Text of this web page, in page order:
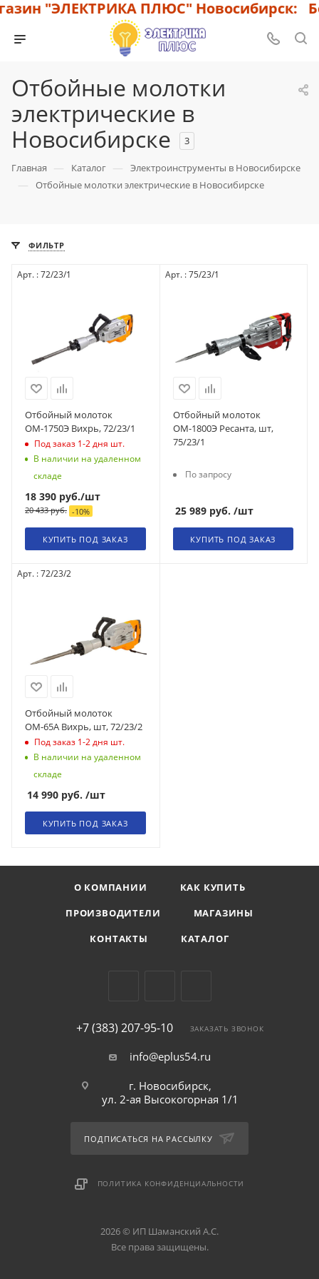
"ЭЛЕКТРИКА ПЛЮС" Новосибирск:
Отбойные молотки
электрические в
Новосибирске
3
Главная — Каталог — Электроинструменты в Новосибирске
— Отбойные молотки электрические в Новосибирске
ФИЛЬТР
Арт. : 72/23/1
Отбойный молоток
ОМ-1750Э Вихрь, 72/23/1
Под заказ 1-2 дня шт.
В наличии на удаленном
складе
18 390 руб./шт
20 433руб. -10%
КУПИТЬ ПОД ЗАКАЗ
Арт. : 75/23/1
Отбойный молоток
ОМ-1800Э Ресанта, шт,
75/23/1
По запросу
25 989руб. /шт
КУПИТЬ ПОД ЗАКАЗ
Арт. : 72/23/2
Отбойный молоток
ОМ-65А Вихрь, шт, 72/23/2
Под заказ 1-2 дня шт.
В наличии на удаленном
складе
14 990 руб. /шт
КУПИТЬ ПОД ЗАКАЗ
О КОМПАНИИ
КАК КУПИТЬ
ПРОИЗВОДИТЕЛИ
МАГАЗИНЫ
КОНТАКТЫ
КАТАЛОГ
+7 (383) 207-95-10 ЗАКАЗАТЬ ЗВОНОК
info@eplus54.ru
г. Новосибирск,
ул. 2-ая Высокогорная 1/1
ПОДПИСАТЬСЯ НА РАССЫЛКУ
ПОЛИТИКА КОНФИДЕНЦИАЛЬНОСТИ
2026 © ИП Шаманский А.С.
Все права защищены.